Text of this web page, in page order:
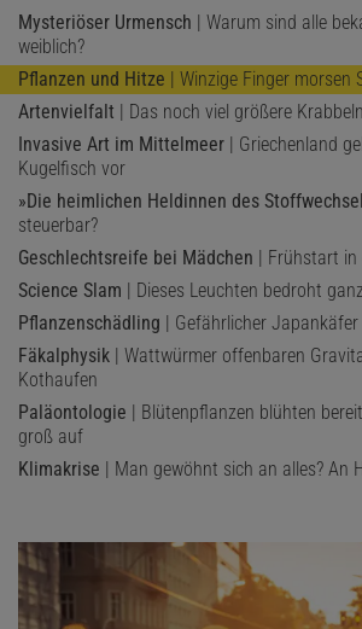
Mysteriöser Urmensch | Warum sind alle
weiblich?
Pflanzen und Hitze | Winzige Finger morsen
Artenvielfalt | Das noch viel größere Krabbeln
Invasive Art im Mittelmeer | Griechenland
Kugelfisch vor
»Die heimlichen Heldinnen des
steuerbar?
Geschlechtsreife bei Mädchen | Frühstart
Science Slam | Dieses Leuchten bedroht
Pflanzenschädling | Gefährlicher
Fäkalphysik | Wattwürmer offenbaren
Kothaufen
Paläontologie | Blütenpflanzen blühten
groß auf
Klimakrise | Man gewöhnt sich an alles? An